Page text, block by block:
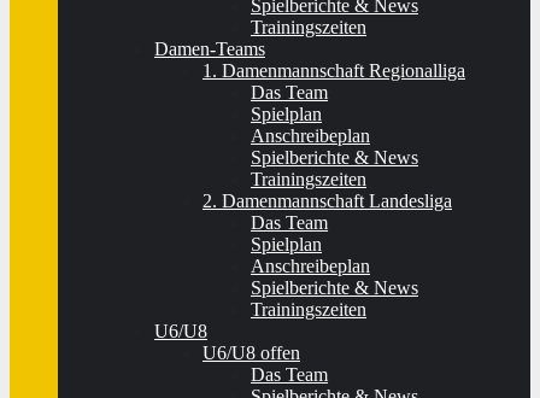
Spielberichte & News
Trainingszeiten
Damen-Teams
1. Damenmannschaft Regionalliga
Das Team
Spielplan
Anschreibeplan
Spielberichte & News
Trainingszeiten
2. Damenmannschaft Landesliga
Das Team
Spielplan
Anschreibeplan
Spielberichte & News
Trainingszeiten
U6/U8
U6/U8 offen
Das Team